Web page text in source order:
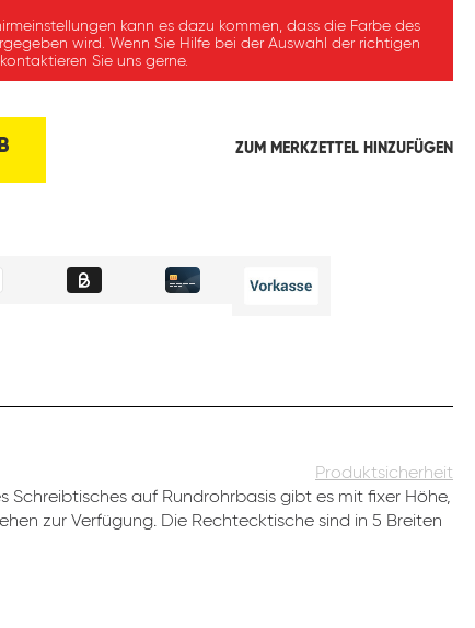
kann es dazu kommen, dass die Farbe des
wird. Wenn Sie Hilfe bei der Auswahl der richtigen
Sie uns gerne.
ZUM MERKZETTEL HINZUFÜGEN
Produktsicherheit
Schreibtisches auf Rundrohrbasis gibt es mit fixer Höhe,
zur Verfügung. Die Rechtecktische sind in 5 Breiten